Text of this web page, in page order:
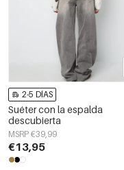
2-5 DÍAS
Suéter con la espalda
descubierta
MSRP €39,99
€13,95